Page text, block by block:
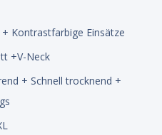
Kontrastfarbige Einsätze
+V-Neck
+ Schnell trocknend +